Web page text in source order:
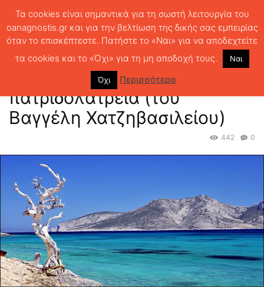
ΛΟΓΟΥ ΧΑΡΙΝ
Ελληνοτουρκικά δίχως
πατριδολατρεία (του Βαγγέλη Χατζηβασιλείου)
Ελληνοτουρκικά δίχως
πατριδολατρεία (του
Βαγγέλη Χατζηβασιλείου)
0
442
Τα cookies είναι σημαντικά για τη σωστή λειτουργία του
oanagnostis.gr και για την βελτίωση της δικής σας εμπειρίας
όταν το επισκέπτεστε. Πατήστε το «Ναι» για να αποδεχτείτε
τα cookies και το «Όχι» για τη μη αποδοχή τους.
Ναι
Όχι Περισσότερα